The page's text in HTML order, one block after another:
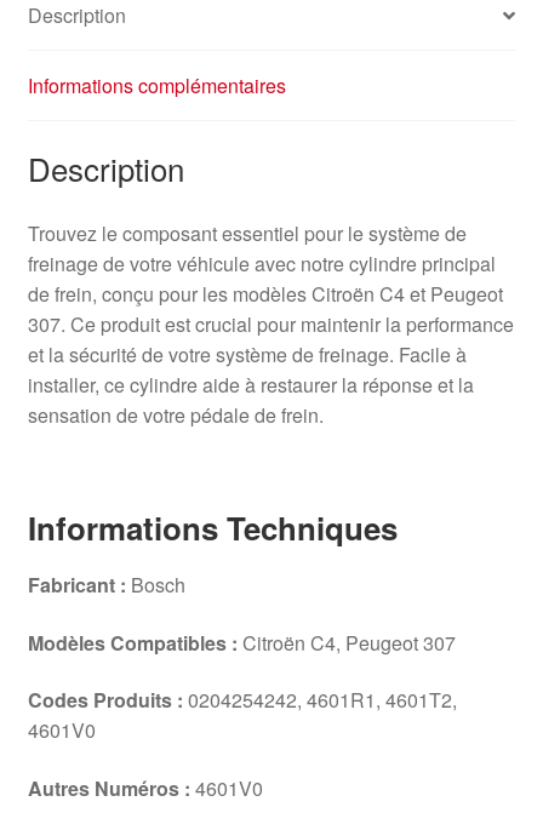
Description
Informations complémentaires
Description
Trouvez le composant essentiel pour le système de
freinage de votre véhicule avec notre cylindre principal
de frein, conçu pour les modèles Citroën C4 et Peugeot
307. Ce produit est crucial pour maintenir la performance
et la sécurité de votre système de freinage. Facile à
installer, ce cylindre aide à restaurer la réponse et la
sensation de votre pédale de frein.
Informations Techniques
Fabricant : Bosch
Modèles Compatibles : Citroën C4, Peugeot 307
Codes Produits : 0204254242, 4601R1, 4601T2,
4601V0
Autres Numéros : 4601V0